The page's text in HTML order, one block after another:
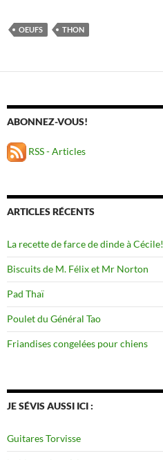
OEUFS THON
ABONNEZ-VOUS!
RSS - Articles
ARTICLES RÉCENTS
La recette de farce de dinde à Cécile!
Biscuits de M. Félix et Mr Norton
Pad Thaï
Poulet du Général Tao
Friandises congelées pour chiens
JE SÉVIS AUSSI ICI :
Guitares Torvisse